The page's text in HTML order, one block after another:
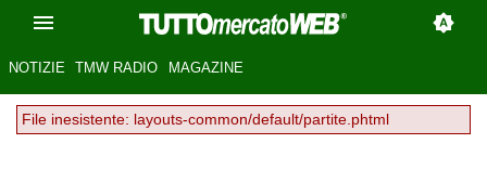
NOTIZIE TMW RADIO MAGAZINE
File inesistente: layouts-common/default/partite.phtml